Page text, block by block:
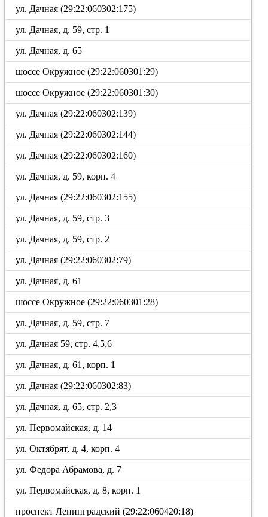
ул. Дачная (29:22:060302:175)
ул. Дачная, д. 59, стр. 1
ул. Дачная, д. 65
шоссе Окружное (29:22:060301:29)
шоссе Окружное (29:22:060301:30)
ул. Дачная (29:22:060302:139)
ул. Дачная (29:22:060302:144)
ул. Дачная (29:22:060302:160)
ул. Дачная, д. 59, корп. 4
ул. Дачная (29:22:060302:155)
ул. Дачная, д. 59, стр. 3
ул. Дачная, д. 59, стр. 2
ул. Дачная (29:22:060302:79)
ул. Дачная, д. 61
шоссе Окружное (29:22:060301:28)
ул. Дачная, д. 59, стр. 7
ул. Дачная 59, стр. 4,5,6
ул. Дачная, д. 61, корп. 1
ул. Дачная (29:22:060302:83)
ул. Дачная, д. 65, стр. 2,3
ул. Первомайская, д. 14
ул. Октябрят, д. 4, корп. 4
ул. Федора Абрамова, д. 7
ул. Первомайская, д. 8, корп. 1
проспект Ленинградский (29:22:060420:18)